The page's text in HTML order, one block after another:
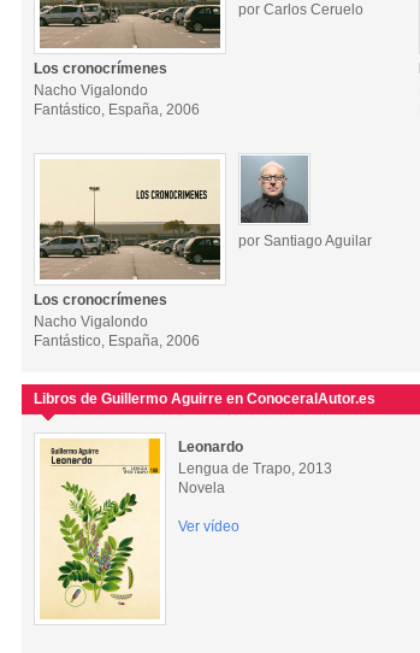
por Carlos Ceruelo
Los cronocrímenes
Nacho Vigalondo
Fantástico, España, 2006
por Santiago Aguilar
Los cronocrímenes
Nacho Vigalondo
Fantástico, España, 2006
Libros de Guillermo Aguirre en ConoceralAutor.es
Leonardo
Lengua de Trapo, 2013
Novela
Ver vídeo